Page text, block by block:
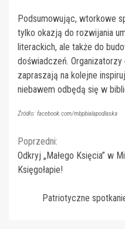
Podsumowując, wtorkowe
tylko okazją do rozwijania
literackich, ale także do
doświadczeń.
zapraszają na kolejne
niebawem odbędą się w
Źródło: facebook.com/mbpbialapodlaska
Continue
Reading
Poprzedni:
Odkryj „Małego Księcia” w
Księgołapie!
Patriotyczne